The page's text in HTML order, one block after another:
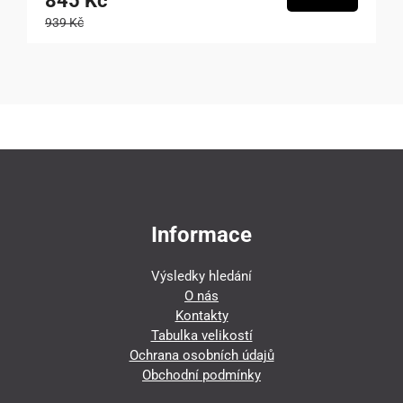
939 Kč
Informace
Výsledky hledání
O nás
Kontakty
Tabulka velikostí
Ochrana osobních údajů
Obchodní podmínky